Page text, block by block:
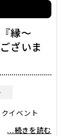
縁～
ざいま
イベント
...続きを読む